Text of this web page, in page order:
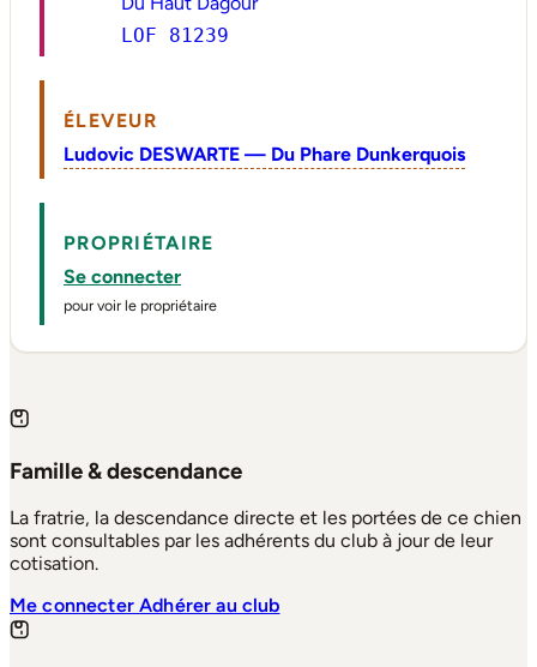
LOF 81239
ÉLEVEUR
Ludovic DESWARTE — Du Phare Dunkerquois
PROPRIÉTAIRE
Se connecter
pour voir le propriétaire
Famille & descendance
La fratrie, la descendance directe et les portées de ce chien
sont consultables par les adhérents du club à jour de leur
cotisation.
Me connecterAdhérer au club